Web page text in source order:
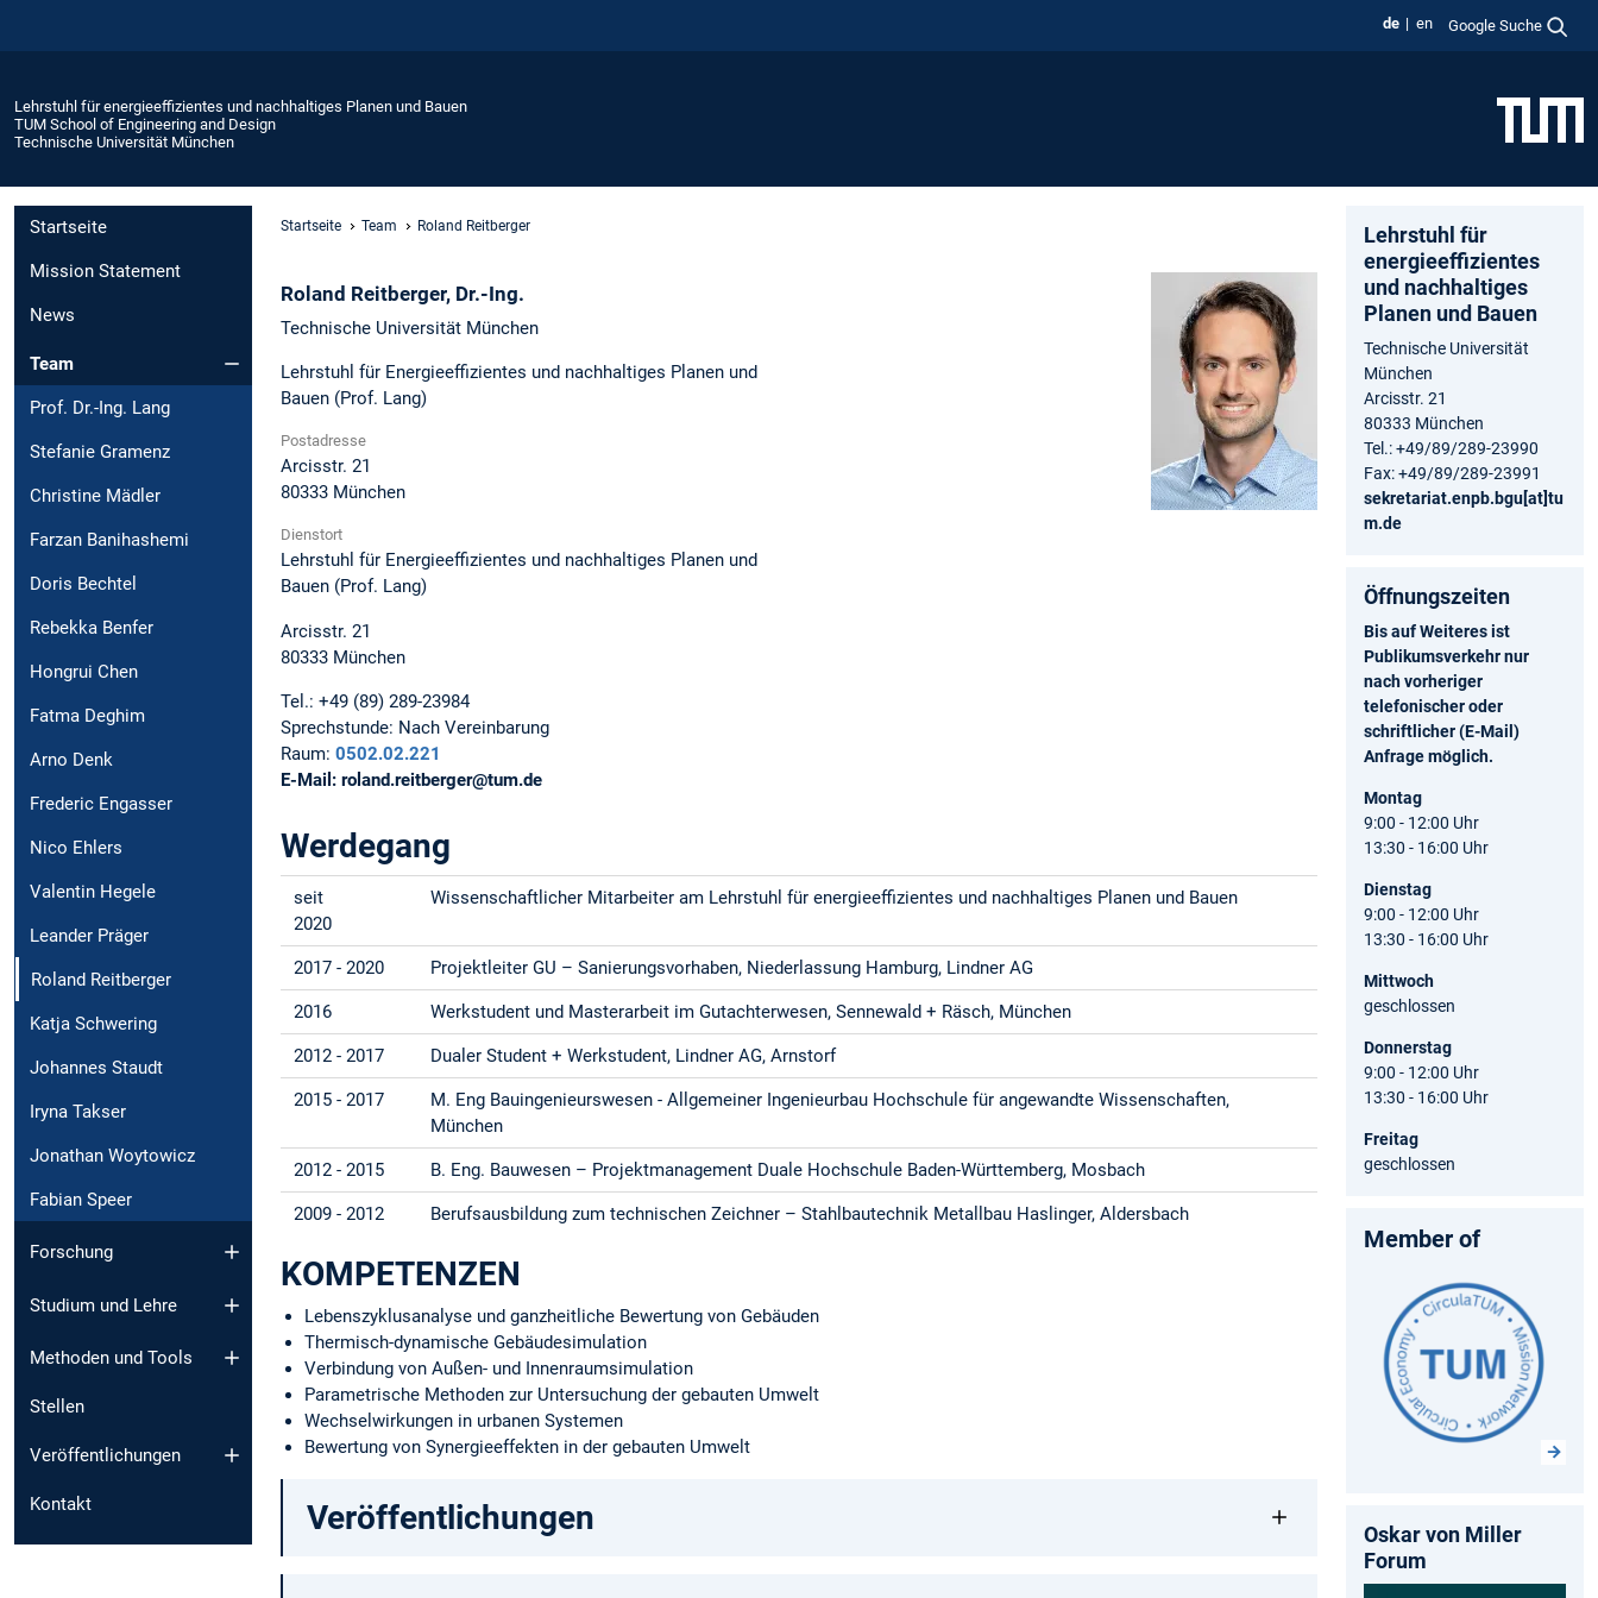
de en Google Suche
Lehrstuhl für energieeffizientes und nachhaltiges Planen und Bauen
TUM School of Engineering and Design
Technische Universität München
Startseite
Mission Statement
News
Team
Prof. Dr.-Ing. Lang
Stefanie Gramenz
Christine Mädler
Farzan Banihashemi
Doris Bechtel
Rebekka Benfer
Hongrui Chen
Fatma Deghim
Arno Denk
Frederic Engasser
Nico Ehlers
Valentin Hegele
Leander Präger
Roland Reitberger
Katja Schwering
Johannes Staudt
Iryna Takser
Jonathan Woytowicz
Fabian Speer
Forschung
Studium und Lehre
Methoden und Tools
Stellen
Veröffentlichungen
Kontakt
Startseite Team Roland Reitberger
Roland Reitberger, Dr.-Ing.
Technische Universität München
Lehrstuhl für Energieeffizientes und nachhaltiges Planen und
Bauen (Prof. Lang)
Postadresse
Arcisstr. 21
80333 München
Dienstort
Lehrstuhl für Energieeffizientes und nachhaltiges Planen und
Bauen (Prof. Lang)
Arcisstr. 21
80333 München
Tel.: +49 (89) 289-23984
Sprechstunde: Nach Vereinbarung
Raum: 0502.02.221
E-Mail: roland.reitberger@tum.de
Werdegang
seit
2020
Wissenschaftlicher Mitarbeiter am Lehrstuhl für energieeffizientes und nachhaltiges Planen und Bauen
2017 - 2020 Projektleiter GU – Sanierungsvorhaben, Niederlassung Hamburg, Lindner AG
2016 Werkstudent und Masterarbeit im Gutachterwesen, Sennewald + Räsch, München
2012 - 2017 Dualer Student + Werkstudent, Lindner AG, Arnstorf
2015 - 2017
M. Eng Bauingenieurswesen - Allgemeiner Ingenieurbau Hochschule für angewandte Wissenschaften,
München
2012 - 2015 B. Eng. Bauwesen – Projektmanagement Duale Hochschule Baden-Württemberg, Mosbach
2009 - 2012 Berufsausbildung zum technischen Zeichner – Stahlbautechnik Metallbau Haslinger, Aldersbach
KOMPETENZEN
Lebenszyklusanalyse und ganzheitliche Bewertung von Gebäuden
Thermisch-dynamische Gebäudesimulation
Verbindung von Außen- und Innenraumsimulation
Parametrische Methoden zur Untersuchung der gebauten Umwelt
Wechselwirkungen in urbanen Systemen
Bewertung von Synergieeffekten in der gebauten Umwelt
Veröffentlichungen
Lehrstuhl für
energieeffizientes
und nachhaltiges
Planen und Bauen
Technische Universität
München
Arcisstr. 21
80333 München
Tel.: +49/89/289-23990
Fax: +49/89/289-23991
sekretariat.enpb.bgu[at]tu
m.de
Öffnungszeiten
Bis auf Weiteres ist
Publikumsverkehr nur
nach vorheriger
telefonischer oder
schriftlicher (E-Mail)
Anfrage möglich.
Montag
9:00 - 12:00 Uhr
13:30 - 16:00 Uhr
Dienstag
9:00 - 12:00 Uhr
13:30 - 16:00 Uhr
Mittwoch
geschlossen
Donnerstag
9:00 - 12:00 Uhr
13:30 - 16:00 Uhr
Freitag
geschlossen
Member of
Oskar von Miller
Forum